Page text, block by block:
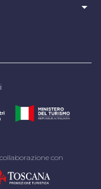
arrow_drop_down
con